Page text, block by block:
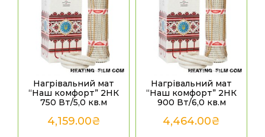
Нагрівальний мат
“Наш комфорт” 2НК
750 Вт/5,0 кв.м
4,159.00₴
Нагрівальний мат
“Наш комфорт” 2НК
900 Вт/6,0 кв.м
4,464.00₴